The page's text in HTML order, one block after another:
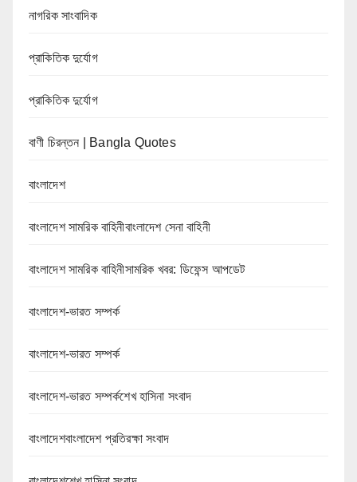
নাগরিক সাংবাদিক
প্রাকিতিক দুর্যোগ
প্রাকিতিক দুর্যোগ
বাণী চিরন্তন | Bangla Quotes
বাংলাদেশ
বাংলাদেশ সামরিক বাহিনীবাংলাদেশ সেনা বাহিনী
বাংলাদেশ সামরিক বাহিনীসামরিক খবর: ডিফেন্স আপডেট
বাংলাদেশ-ভারত সম্পর্ক
বাংলাদেশ-ভারত সম্পর্ক
বাংলাদেশ-ভারত সম্পর্কশেখ হাসিনা সংবাদ
বাংলাদেশবাংলাদেশ প্রতিরক্ষা সংবাদ